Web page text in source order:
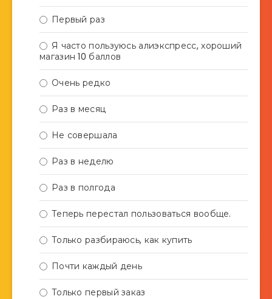
Первый раз
Я часто пользуюсь алиэкспресс, хороший
магазин 10 баллов
Очень редко
Раз в месяц
Не совершала
Раз в неделю
Раз в полгода
Теперь перестал пользоваться вообще.
Только разбираюсь, как купить
Почти каждый день
Только первый заказ